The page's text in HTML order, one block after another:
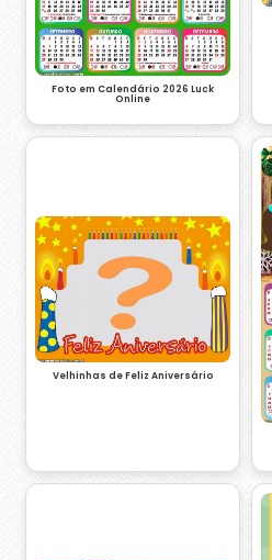
Foto em Calendário 2026 Luck
Online
Velhinhas de Feliz Aniversário